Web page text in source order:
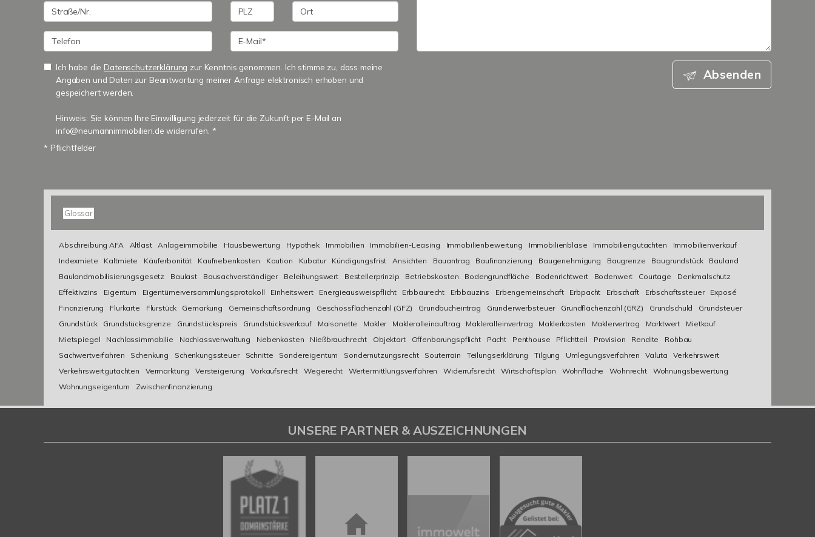
Ich habe die Datenschutzerklärung zur Kenntnis genommen. Ich stimme zu, dass meine
Angaben und Daten zur Beantwortung meiner Anfrage elektronisch erhoben und
gespeichert werden.
Hinweis: Sie können Ihre Einwilligung jederzeit für die Zukunft per E-Mail an
info@neumannimmobilien.de widerrufen. *
* Pflichtfelder
Absenden
Glossar
Abschreibung AFA Altlast Anlageimmobilie Hausbewertung Hypothek Immobilien Immobilien-Leasing Immobilienbewertung Immobilienblase Immobiliengutachten
Immobilienverkauf
Indexmiete
Kaltmiete Käuferbonität Kaufnebenkosten Kaution Kubatur Kündigungsfrist Ansichten Bauantrag Baufinanzierung Baugenehmigung Baugrenze Baugrundstück
Bauland
Baulandmobilisierungsgesetz
Baulast Bausachverständiger Beleihungswert Bestellerprinzip Betriebskosten Bodengrundfläche Bodenrichtwert Bodenwert Courtage
Denkmalschutz
Effektivzins
Eigentum Eigentümerversammlungsprotokoll Einheitswert Energieausweispflicht Erbbaurecht Erbbauzins Erbengemeinschaft Erbpacht Erbschaft Erbschaftssteuer
Exposé
Finanzierung
Flurkarte Flurstück Gemarkung Gemeinschaftsordnung Geschossflächenzahl (GFZ) Grundbucheintrag Grunderwerbsteuer Grundflächenzahl (GRZ) Grundschuld
Grundsteuer
Grundstück
Grundstücksgrenze Grundstückspreis Grundstücksverkauf Maisonette Makler Makleralleinauftrag Makleralleinvertrag Maklerkosten Maklervertrag Marktwert
Mietkauf
Mietspiegel
Nachlassimmobilie Nachlassverwaltung Nebenkosten Nießbrauchrecht Objektart Offenbarungspflicht Pacht Penthouse Pflichtteil Provision Rendite
Rohbau
Sachwertverfahren
Schenkung Schenkungssteuer Schnitte Sondereigentum Sondernutzungsrecht Souterrain Teilungserklärung Tilgung Umlegungsverfahren Valuta
Verkehrswert
Verkehrswertgutachten
Vermarktung Versteigerung Vorkaufsrecht Wegerecht Wertermittlungsverfahren Widerrufsrecht Wirtschaftsplan Wohnfläche Wohnrecht
Wohnungsbewertung
Wohnungseigentum
Zwischenfinanzierung
UNSERE PARTNER & AUSZEICHNUNGEN